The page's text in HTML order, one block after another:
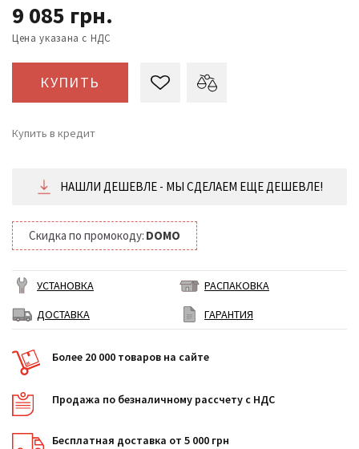
9 085 грн.
Цена указана с НДС
КУПИТЬ
Купить в кредит
от 379 ₴/месяц
НАШЛИ ДЕШЕВЛЕ - МЫ СДЕЛАЕМ ЕЩЕ ДЕШЕВЛЕ!
Скидка по промокоду: DOMO
УСТАНОВКА
РАСПАКОВКА
ДОСТАВКА
ГАРАНТИЯ
Более 20 000 товаров на сайте
Продажа по безналичному рассчету с НДС
Бесплатная доставка от 5 000 грн